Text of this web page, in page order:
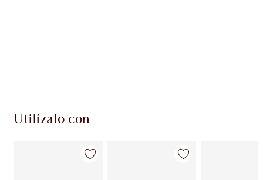
Utilízalo con